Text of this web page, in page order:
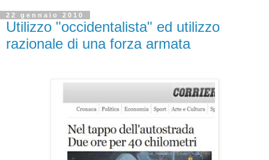
22 gennaio 2010
Utilizzo "occidentalista" ed utilizzo
razionale di una forza armata